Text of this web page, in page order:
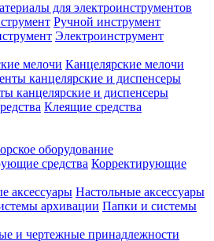
для электроинструментов
Ручной инструмент
Электроинструмент
Канцелярские мелочи
канцелярские и диспенсеры
Клеящие средства
оборудование
Корректирующие
Настольные аксессуары
Папки и системы